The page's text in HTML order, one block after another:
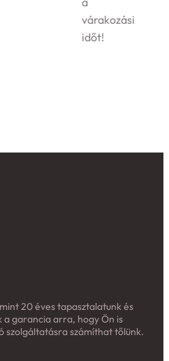
kiszállítását!
20 éves tapasztalatunk és
garancia arra, hogy Ön is
szolgáltatásra számíthat tőlünk.